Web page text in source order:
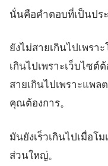
นั่นคือคำตอบที่เป็นปร
ยังไม่สายเกินไปเพรา
เกินไปเพราะเว็บไซต์
สายเกินไปเพราะแพ
คุณต้องการ。
มันยังเร็วเกินไปเมื่อโ
ส่วนใหญ่。
คำศัพท์
เครื่องคำนวณกำไร
แผนธุรกิจ